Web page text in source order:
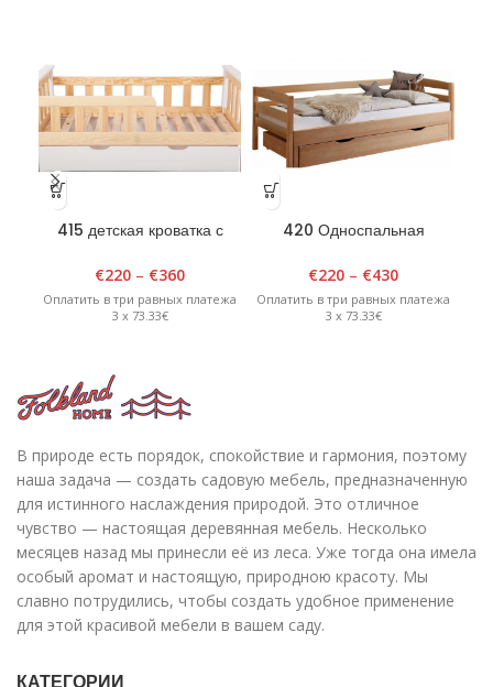
415 детская кроватка с
Белый/Лак
€220 – €360
Оплатить в три равных платежа
3 x 73.33€
420 Односпальная
подростка 110 x 2100 см
€220 – €430
Оплатить в три равных платежа
3 x 73.33€
В природе есть порядок, спокойствие и гармония, поэтому
наша задача — создать садовую мебель, предназначенную
для истинного наслаждения природой. Это отличное
чувство — настоящая деревянная мебель. Несколько
месяцев назад мы принесли её из леса. Уже тогда она имела
особый аромат и настоящую, природною красоту. Мы
славно потрудились, чтобы создать удобное применение
для этой красивой мебели в вашем саду.